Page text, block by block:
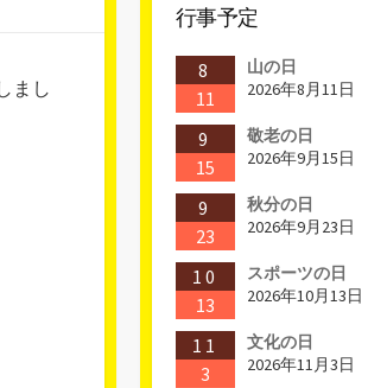
まし
行事予定
8
11
山の日
2026年8月11日
9
15
敬老の日
2026年9月15日
9
23
秋分の日
2026年9月23日
10
13
スポーツの日
2026年10月13日
11
3
文化の日
2026年11月3日